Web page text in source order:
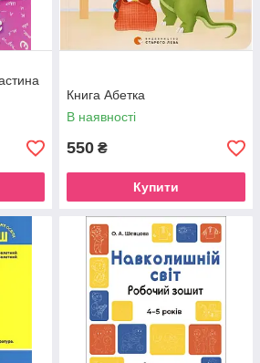
Книга Абетка
В наявності
550 ₴
Купити